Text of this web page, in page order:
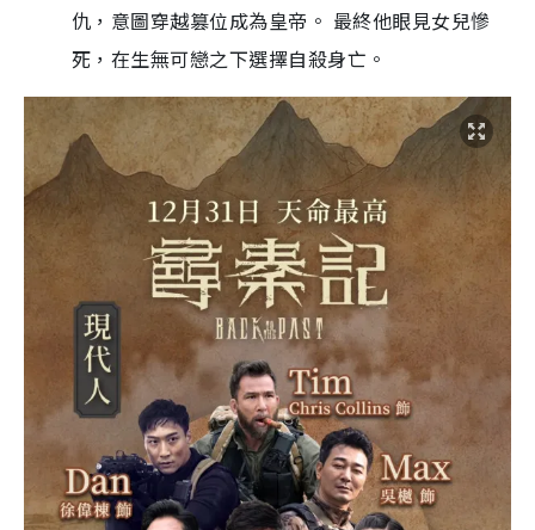
仇，意圖穿越篡位成為皇帝。 最終他眼見女兒慘
死，在生無可戀之下選擇自殺身亡。